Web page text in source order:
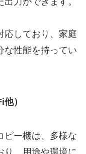
応しており、家庭
な性能を持ってい
）
ピー機は、多様な